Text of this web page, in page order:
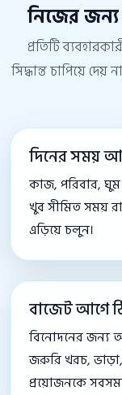
নিজের জন্য
প্রতিটি
সিদ্ধান্ত চাপিয়ে
দিনের সময়
কাজ, পরিবার,
খুব সীমিত সময়
এড়িয়ে চলুন।
বাজেট আগে
বিনোদনের জন্য
জরুরি খরচ, ভাড়া,
প্রয়োজনকে